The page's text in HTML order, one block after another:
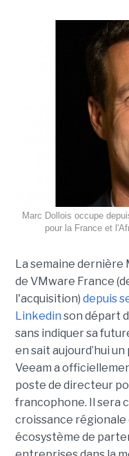
Marc Dollois occupe
pour la France et
La semaine dernière
de VMware France
l'acquisition) depuis
Linkedin son départ
sans indiquer sa
en sait aujourd’hui un
Veeam a
poste de directeur
francophone. Il sera
croissance régionale
écosystème de